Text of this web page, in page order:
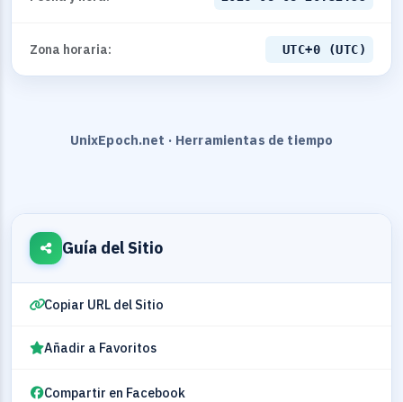
Zona horaria: UTC+0 (UTC)
UnixEpoch.net · Herramientas de tiempo
Guía del Sitio
Copiar URL del Sitio
Añadir a Favoritos
Compartir en Facebook